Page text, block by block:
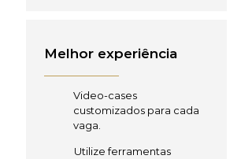
Melhor experiência
Video-cases
customizados para cada
vaga.
Utilize ferramentas